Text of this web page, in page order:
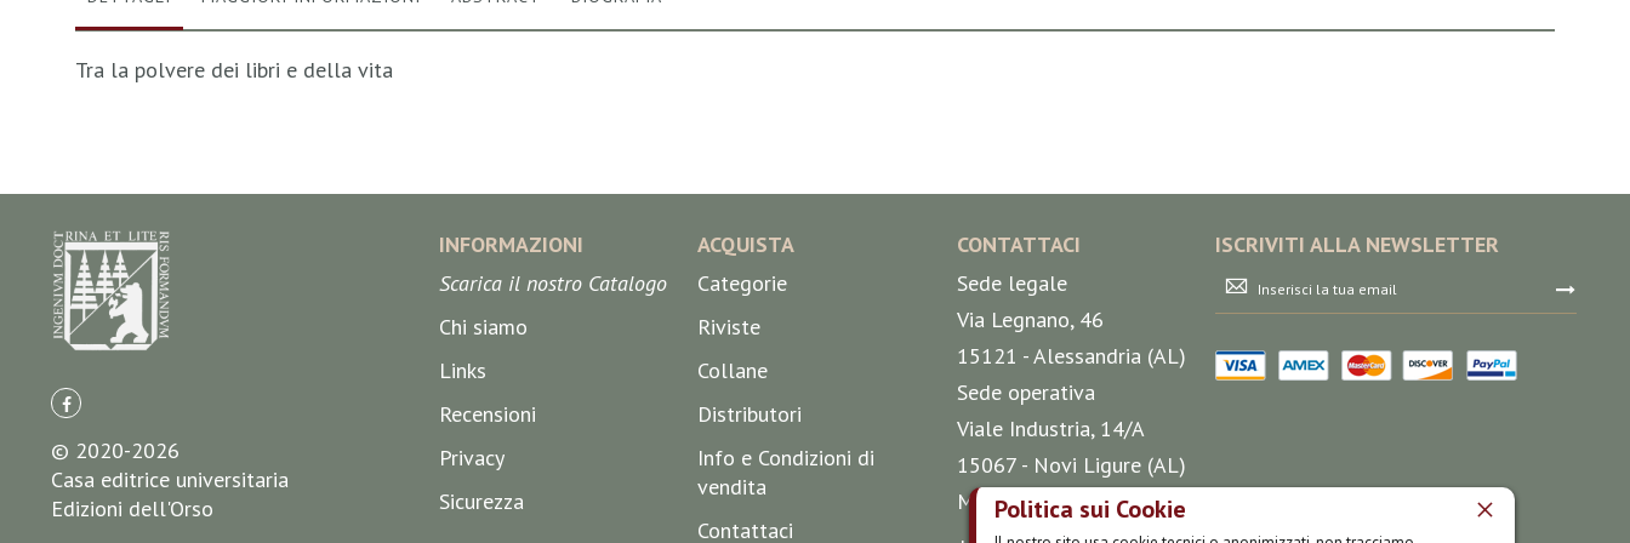
Politica sui Cookie
Tra la polvere dei libri e della vita
© 2020-2026
Casa editrice universitaria
Edizioni dell'Orso
INFORMAZIONI
Scarica il nostro Catalogo
Chi siamo
Links
Recensioni
Privacy
Sicurezza
ACQUISTA
Categorie
Riviste
Collane
Distributori
Info e Condizioni di
vendita
Contattaci
CONTATTACI
Sede legale
Via Legnano, 46
15121 - Alessandria (AL)
Sede operativa
Viale Industria, 14/A
15067 - Novi Ligure (AL)
Mappa
ISCRIVITI ALLA NEWSLETTER
Iscriviti
alla
nostra